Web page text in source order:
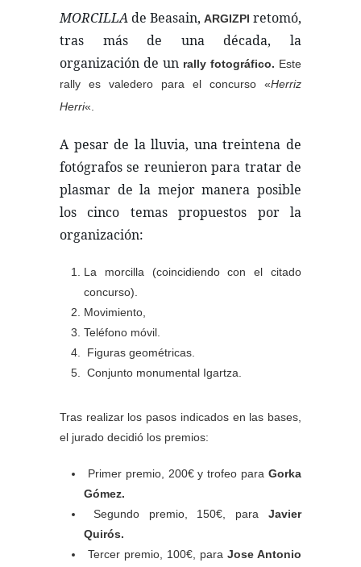
MORCILLAde Beasain, ARGIZPI retomó,
tras más de una década, la
organización de un rally fotográfico. Este
rally es valedero para el concurso «Herriz
Herri«.
A pesar de la lluvia, una treintena de
fotógrafos se reunieron para tratar de
plasmar de la mejor manera posible
los cinco temas propuestos por la
organización:
La morcilla (coincidiendo con el citado
concurso).
Movimiento,
Teléfono móvil.
Figuras geométricas.
Conjunto monumental Igartza.
Tras realizar los pasos indicados en las bases,
el jurado decidió los premios:
Primer premio, 200€ y trofeo para Gorka
Gómez.
Segundo premio, 150€, para Javier
Quirós.
Tercer premio, 100€, para Jose Antonio